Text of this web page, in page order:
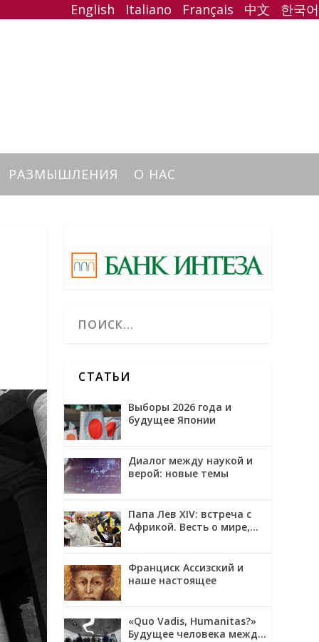
English Italiano Français 中文 한국어
РАЗМЫШЛЕНИЯ О НАС
СТАТЬИ
Выборы 2026 года и
будущее Японии
Диалог между наукой и
верой: новые темы
Папа Лев XIV: встреча с
Африкой. Весть о мире,
Франциск Ассизский и
наше настоящее
«Quo Vadis, Humanitas?»
Будущее человека между